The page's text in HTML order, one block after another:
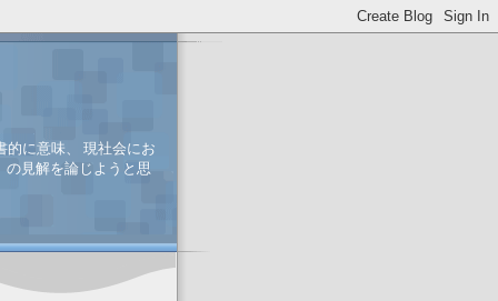
的に意味、 現社会にお
の見解を論じようと思